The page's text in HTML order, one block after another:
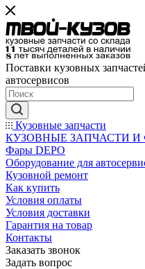
Поставки кузовных
автосервисов
Кузовные запчасти
КУЗОВНЫЕ ЗАПЧАСТИ И
Фары DEPO
Оборудование для
Кузовной ремонт
Как купить
Условия оплаты
Условия доставки
Гарантия на товар
Контакты
Заказать звонок
Задать вопрос